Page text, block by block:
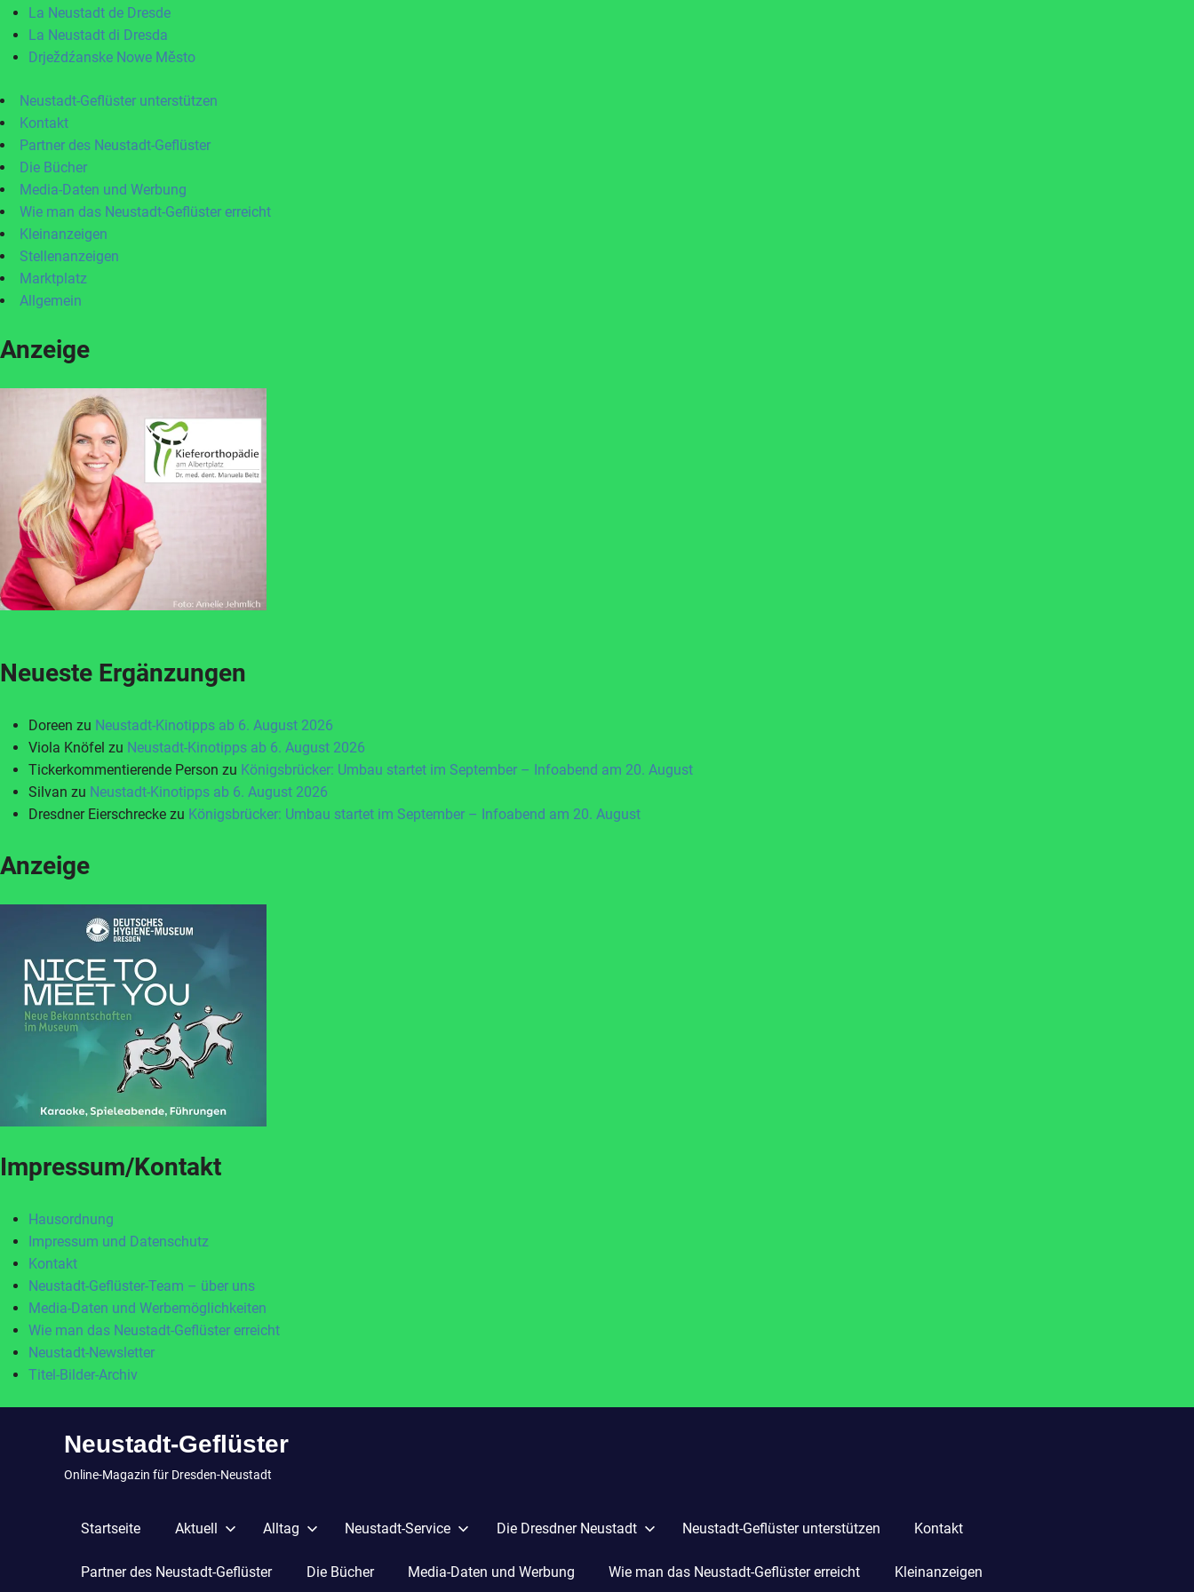
La Neustadt de Dresde
La Neustadt di Dresda
Drježdźanske Nowe Město
Neustadt-Geflüster unterstützen
Kontakt
Partner des Neustadt-Geflüster
Die Bücher
Media-Daten und Werbung
Wie man das Neustadt-Geflüster erreicht
Kleinanzeigen
Stellenanzeigen
Marktplatz
Allgemein
Anzeige
Neueste Ergänzungen
Doreen zu Neustadt-Kinotipps ab 6. August 2026
Viola Knöfel zu Neustadt-Kinotipps ab 6. August 2026
Tickerkommentierende Person zu Königsbrücker: Umbau startet im September – Infoabend am 20. August
Silvan zu Neustadt-Kinotipps ab 6. August 2026
Dresdner Eierschrecke zu Königsbrücker: Umbau startet im September – Infoabend am 20. August
Anzeige
Impressum/Kontakt
Hausordnung
Impressum und Datenschutz
Kontakt
Neustadt-Geflüster-Team – über uns
Media-Daten und Werbemöglichkeiten
Wie man das Neustadt-Geflüster erreicht
Neustadt-Newsletter
Titel-Bilder-Archiv
Neustadt-Geflüster
Online-Magazin für Dresden-Neustadt
Startseite Aktuell Alltag Neustadt-Service Die Dresdner Neustadt Neustadt-Geflüster unterstützen Kontakt
Partner des Neustadt-Geflüster Die Bücher Media-Daten und Werbung Wie man das Neustadt-Geflüster erreicht Kleinanzeigen